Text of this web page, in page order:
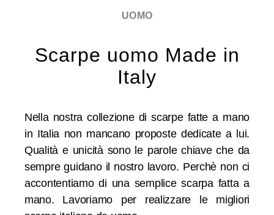
UOMO
Scarpe uomo Made in
Italy
Nella nostra collezione di scarpe fatte a mano
in Italia non mancano proposte dedicate a lui.
Qualità e unicità sono le parole chiave che da
sempre guidano il nostro lavoro. Perchè non ci
accontentiamo di una semplice scarpa fatta a
mano. Lavoriamo per realizzare le migliori